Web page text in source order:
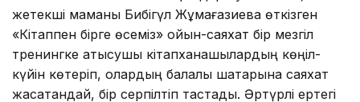
жетекші маманы Бибігүл Жұмағазиева өткізген
«Кітаппен бірге өсеміз» ойын-саяхат бір мезгіл
тренингке қатысушы кітапханашылардың көңіл-
күйін көтеріп, олардың балалық шақтарына саяхат
жасатқандай, бір серпілтіп тастады. Әртүрлі ертегі